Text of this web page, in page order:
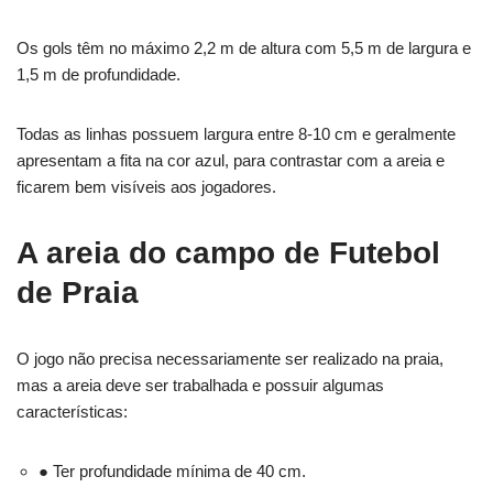
Os gols têm no máximo 2,2 m de altura com 5,5 m de largura e
1,5 m de profundidade.
Todas as linhas possuem largura entre 8-10 cm e geralmente
apresentam a fita na cor azul, para contrastar com a areia e
ficarem bem visíveis aos jogadores.
A areia do campo de Futebol
de Praia
O jogo não precisa necessariamente ser realizado na praia,
mas a areia deve ser trabalhada e possuir algumas
características:
● Ter profundidade mínima de 40 cm.